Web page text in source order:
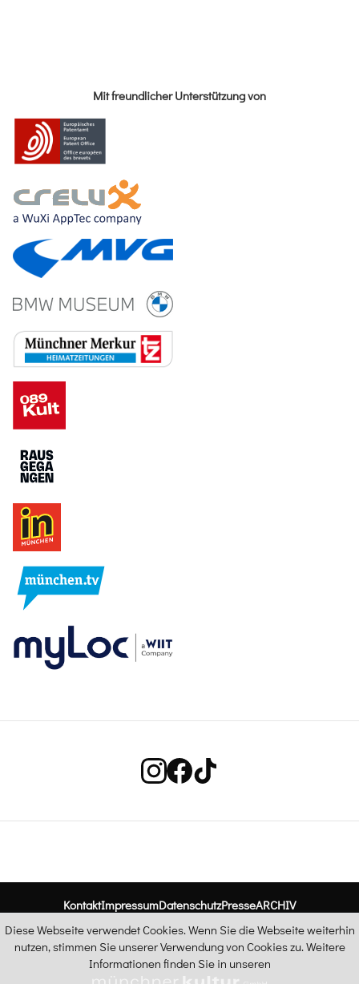
Mit freundlicher Unterstützung von
KontaktImpressumDatenschutzPresseARCHIV
Diese Webseite verwendet Cookies. Wenn Sie die Webseite weiterhin
nutzen, stimmen Sie unserer Verwendung von Cookies zu. Weitere
Informationen finden Sie in unseren